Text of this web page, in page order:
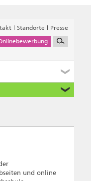
Standorte
Presse
und online